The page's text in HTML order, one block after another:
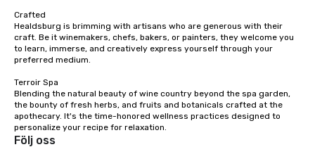
more easily. You’ll
knowing that
Since the menu is
have nothing to
remember to submit
Crafted
Healdsburg is brimming with artisans who are generous with their
craft. Be it winemakers, chefs, bakers, or painters, they welcome you
to learn, immerse, and creatively express yourself through your
preferred medium.
Terroir Spa
Blending the natural beauty of wine country beyond the spa garden,
the bounty of fresh herbs, and fruits and botanicals crafted at the
apothecary. It's the time-honored wellness practices designed to
personalize your recipe for relaxation.
Följ oss